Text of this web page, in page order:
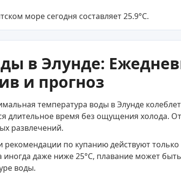
море сегодня составляет 25.9°C.
в Элунде:
и прогноз
температура воды в Элунде
длительное время без ощущения холода.
развлечений.
рекомендации по купанию действуют
иногда даже ниже 25°C, плавание может
воды.